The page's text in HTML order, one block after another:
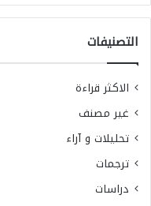
التصنيفات
الاكثر قراءة
غير مصنف
تحليلات و آراء
ترجمات
دراسات